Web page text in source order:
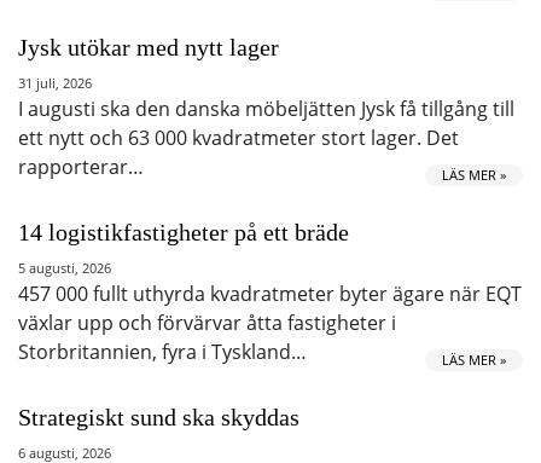
Jysk utökar med nytt lager
31 juli, 2026
I augusti ska den danska möbeljätten Jysk få tillgång till
ett nytt och 63 000 kvadratmeter stort lager. Det
rapporterar…
LÄS MER »
14 logistikfastigheter på ett bräde
5 augusti, 2026
457 000 fullt uthyrda kvadratmeter byter ägare när EQT
växlar upp och förvärvar åtta fastigheter i
Storbritannien, fyra i Tyskland…
LÄS MER »
Strategiskt sund ska skyddas
6 augusti, 2026